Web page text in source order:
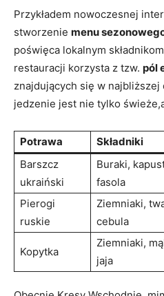
Przykładem nowoczesnej
stworzenie menu
poświęca lokalnym
restauracji korzysta z tzw. pól
znajdujących się w najbliższej
jedzenie jest nie tylko
Potrawa Składniki
Barszcz
ukraiński
Buraki,
fasola
Pierogi
ruskie
Ziemniaki,
cebula
Kopytka
Ziemniaki,
jaja